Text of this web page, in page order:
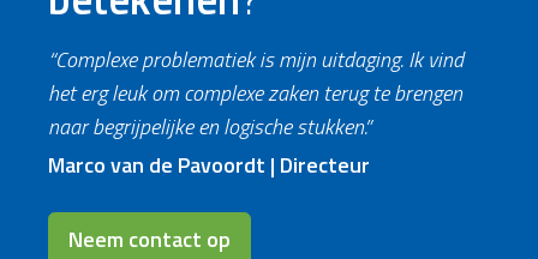
“Complexe problematiek is mijn uitdaging. Ik vind
het erg leuk om complexe zaken terug te brengen
naar begrijpelijke en logische stukken.”
Marco van de Pavoordt | Directeur
Neem contact op